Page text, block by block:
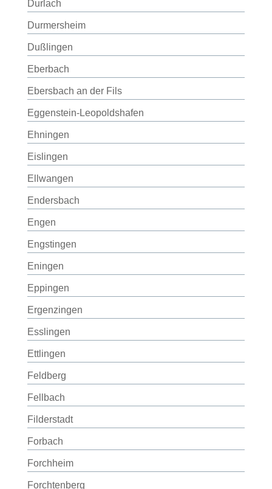
Durlach
Durmersheim
Dußlingen
Eberbach
Ebersbach an der Fils
Eggenstein-Leopoldshafen
Ehningen
Eislingen
Ellwangen
Endersbach
Engen
Engstingen
Eningen
Eppingen
Ergenzingen
Esslingen
Ettlingen
Feldberg
Fellbach
Filderstadt
Forbach
Forchheim
Forchtenberg